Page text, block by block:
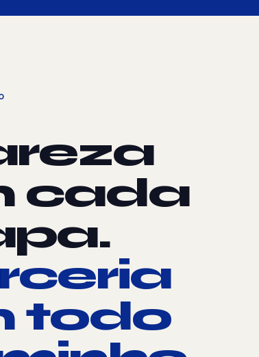
cada
todo